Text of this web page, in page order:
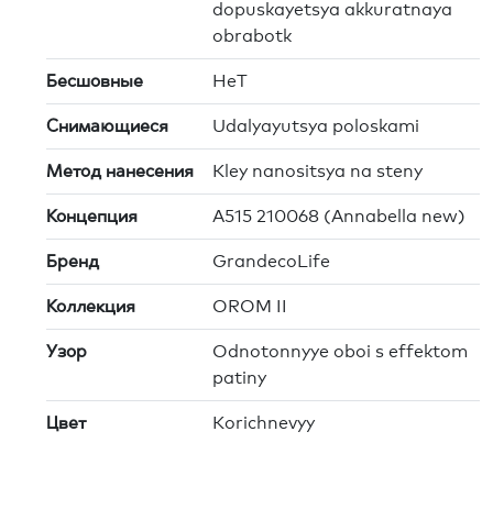
dopuskayetsya akkuratnaya
obrabotk
Бесшовные HeT
Снимающиеся Udalyayutsya poloskami
Метод нанесения Kley nanositsya na steny
Концепция A515 210068 (Annabella new)
Бренд GrandecoLife
Коллекция OROM II
Узор
Odnotonnyye oboi s effektom
patiny
Цвет Korichnevyy